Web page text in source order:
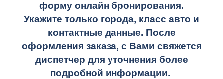
форму онлайн бронирования.
Укажите только города, класс авто и
контактные данные. После
оформления заказа, с Вами свяжется
диспетчер для уточнения более
подробной информации.